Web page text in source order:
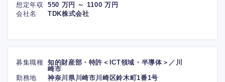
想定年収
550 万円 ～ 1100 万円
会社名
TDK株式会社
募集職種 知的財産部・特許＜ICT領域・半導体＞／川
崎市
勤務地
神奈川県川崎市川崎区鈴木町1番1号